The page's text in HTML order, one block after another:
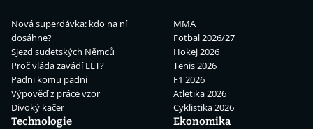
Nová superdávka: kdo na ní
dosáhne?
Sjezd sudetských Němců
Proč vláda zavádí EET?
Padni komu padni
Výpověď z práce vzor
Divoký kačer
MMA
Fotbal 2026/27
Hokej 2026
Tenis 2026
F1 2026
Atletika 2026
Cyklistika 2026
Technologie
Ekonomika